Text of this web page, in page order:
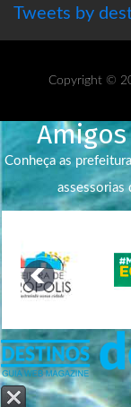
Tweets by
Copyright ©
Conheça as
assessorias